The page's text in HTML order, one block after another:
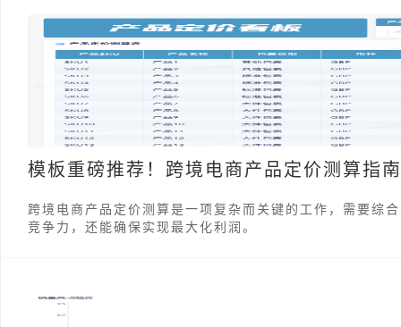
模板重磅推荐！跨境电商产品定价测算指
跨境电商产品定价测算是一项复杂而关键的工作，需要综
竞争力，还能确保实现最大化利润。